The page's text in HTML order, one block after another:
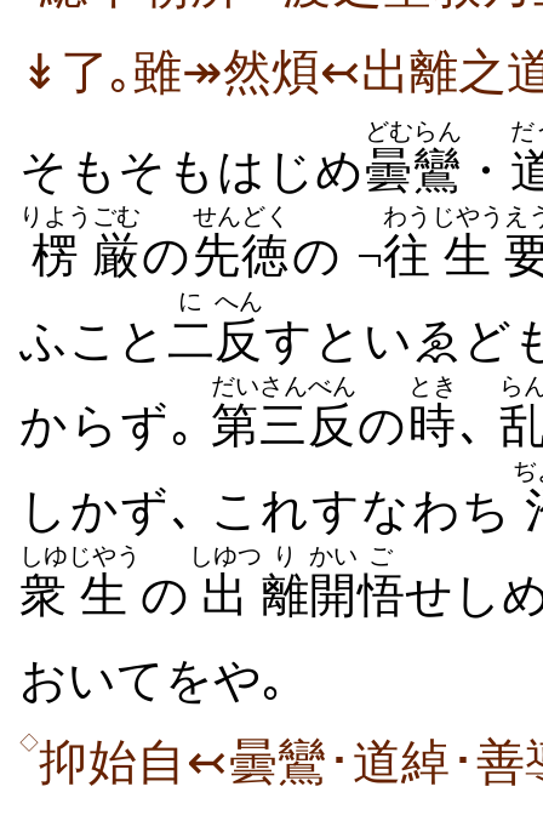
↡了｡雖↠然煩↢出離之
そもそもはじめ曇鸞
どむらん
・
だ
楞
りよう
厳
ごむ
の先徳
せんどく
の ¬往
わう
生
じやう え
ふこと 二
に
反
へん
すといゑど
からず｡ 第
だい
三反
さんべん
の時
とき
､
ら
しかず､ これすなわち
ぢ
衆
しゆ
生
じやう
の 出
しゆつ
離
り
開
かい
悟
ご
せし
おいてをや｡
◇抑始自↢曇鸞･道綽･